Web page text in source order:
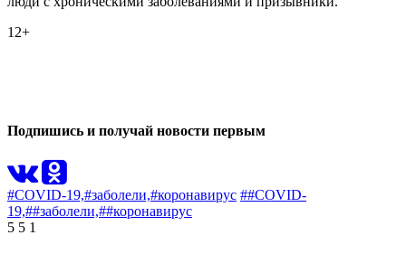
12+
Подпишись и получай новости первым
#COVID-19,#заболели,#коронавирус ##COVID-
19,##заболели,##коронавирус
5 5 1